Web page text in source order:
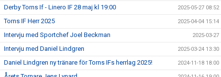
Derby Torns If - Linero IF 28 maj kl 19:00 2025-05-27 08:52
Torns IF Herr 2025 2025-04-04 15:14
Intervju med Sportchef Joel Beckman 2025-03-27
Intervju med Daniel Lindgren 2025-03-24 13:30
Daniel Lindgren ny tränare för Torns IFs herrlag 2025! 2024-11-18 18:00